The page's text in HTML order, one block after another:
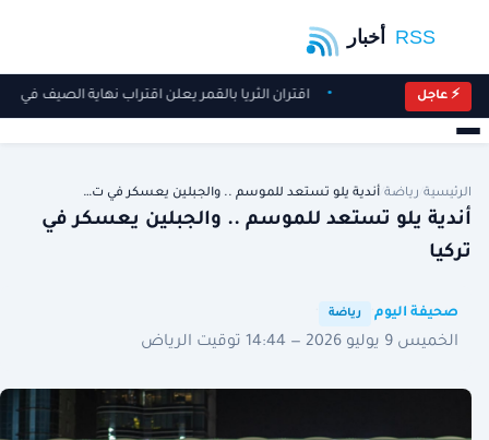
⚡ عاجل اقتران الثريا بالقمر يعلن اقتراب نهاية الصيف في
الرئيسية رياضة أندية يلو تستعد للموسم .. والجبلين يعسكر في ت…
أندية يلو تستعد للموسم .. والجبلين يعسكر في
تركيا
صحيفة اليوم رياضة
الخميس 9 يوليو 2026 — 14:44 توقيت الرياض